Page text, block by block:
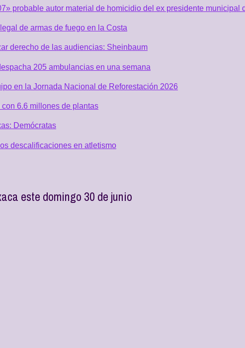
probable autor material de homicidio del ex presidente municipal
de armas de fuego en la Costa
derecho de las audiencias: Sheinbaum
205 ambulancias en una semana
en la Jornada Nacional de Reforestación 2026
6.6 millones de plantas
Demócratas
descalificaciones en atletismo
este domingo 30 de junio